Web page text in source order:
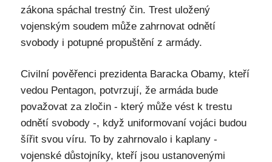
zákona spáchal trestný čin. Trest uložený
vojenským soudem může zahrnovat odnětí
svobody i potupné propuštění z armády.
Civilní pověřenci prezidenta Baracka Obamy, kteří
vedou Pentagon, potvrzují, že armáda bude
považovat za zločin - který může vést k trestu
odnětí svobody -, když uniformovaní vojáci budou
šířit svou víru. To by zahrnovalo i kaplany -
vojenské důstojníky, kteří jsou ustanovenými